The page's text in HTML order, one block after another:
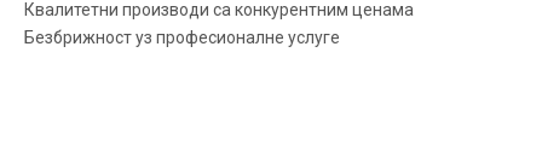
Квалитетни производи са конкурентним ценама
Безбрижност уз професионалне услуге